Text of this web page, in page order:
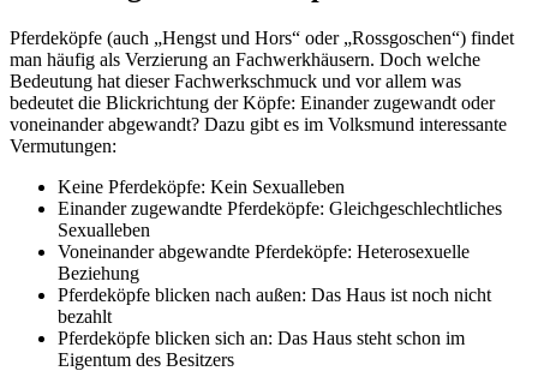
Pferdeköpfe (auch „Hengst und Hors“ oder „Rossgoschen“) findet
man häufig als Verzierung an Fachwerkhäusern. Doch welche
Bedeutung hat dieser Fachwerkschmuck und vor allem was
bedeutet die Blickrichtung der Köpfe: Einander zugewandt oder
voneinander abgewandt? Dazu gibt es im Volksmund interessante
Vermutungen:
Keine Pferdeköpfe: Kein Sexualleben
Einander zugewandte Pferdeköpfe: Gleichgeschlechtliches
Sexualleben
Voneinander abgewandte Pferdeköpfe: Heterosexuelle
Beziehung
Pferdeköpfe blicken nach außen: Das Haus ist noch nicht
bezahlt
Pferdeköpfe blicken sich an: Das Haus steht schon im
Eigentum des Besitzers